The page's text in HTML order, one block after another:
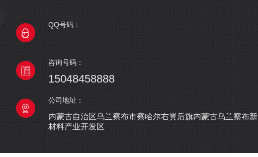
QQ号码：
咨询号码：
15048458888
公司地址：
内蒙古自治区乌兰察布市察哈尔右翼后旗内蒙古乌兰察布新
材料产业开发区